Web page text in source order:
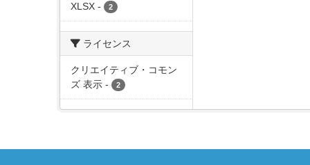
XLSX - 2
ライセンス
クリエイティブ・コモン
ズ 表示 - 2